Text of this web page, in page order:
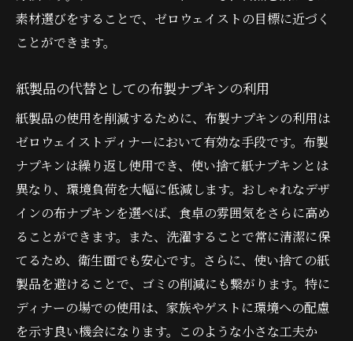
素材選びをすることで、ゼロウェイストの目標に近づく
ことができます。
紙製品の代替としての布製ナプキンの利用
紙製品の使用を削減するために、布製ナプキンの利用は
ゼロウェイストディナーにおいて有効な手段です。布製
ナプキンは繰り返し使用でき、使い捨て紙ナプキンとは
異なり、環境負荷を大幅に低減します。おしゃれなデザ
インの布ナプキンを選べば、食卓の雰囲気をさらに高め
ることができます。また、洗濯することで常に清潔に保
てるため、衛生面でも安心です。さらに、使い捨ての紙
製品を避けることで、ゴミの削減にも繋がります。特に
ディナーの場での使用は、家族やゲストに環境への配慮
を示す良い機会になります。このような小さな工夫か